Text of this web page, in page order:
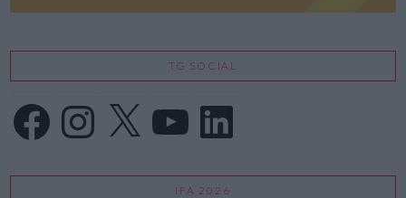
TG SOCIAL
FacebookInstagram
X LinkedIn
IFA 2026